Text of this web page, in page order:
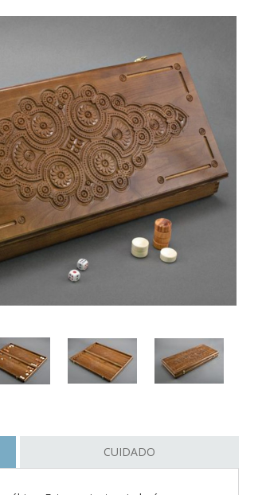
CUIDADO